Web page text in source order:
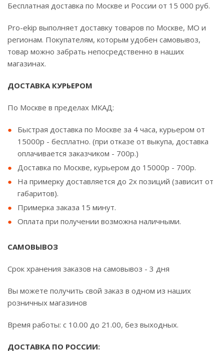
Бесплатная доставка по Москве и России от 15 000 руб.
Pro-ekip выполняет доставку товаров по Москве, МО и
регионам. Покупателям, которым удобен самовывоз,
товар можно забрать непосредственно в наших
магазинах.
ДОСТАВКА КУРЬЕРОМ
По Москве в пределах МКАД:
Быстрая доставка по Москве за 4 часа, курьером от
15000р - бесплатно. (при отказе от выкупа, доставка
оплачивается заказчиком - 700р.)
Доставка по Москве, курьером до 15000р - 700р.
На примерку доставляется до 2х позиций (зависит от
габаритов).
Примерка заказа 15 минут.
Оплата при получении возможна наличными.
САМОВЫВОЗ
Срок хранения заказов на самовывоз - 3 дня
Вы можете получить свой заказ в одном из наших
розничных магазинов
Время работы: с 10.00 до 21.00, без выходных.
ДОСТАВКА ПО РОССИИ: